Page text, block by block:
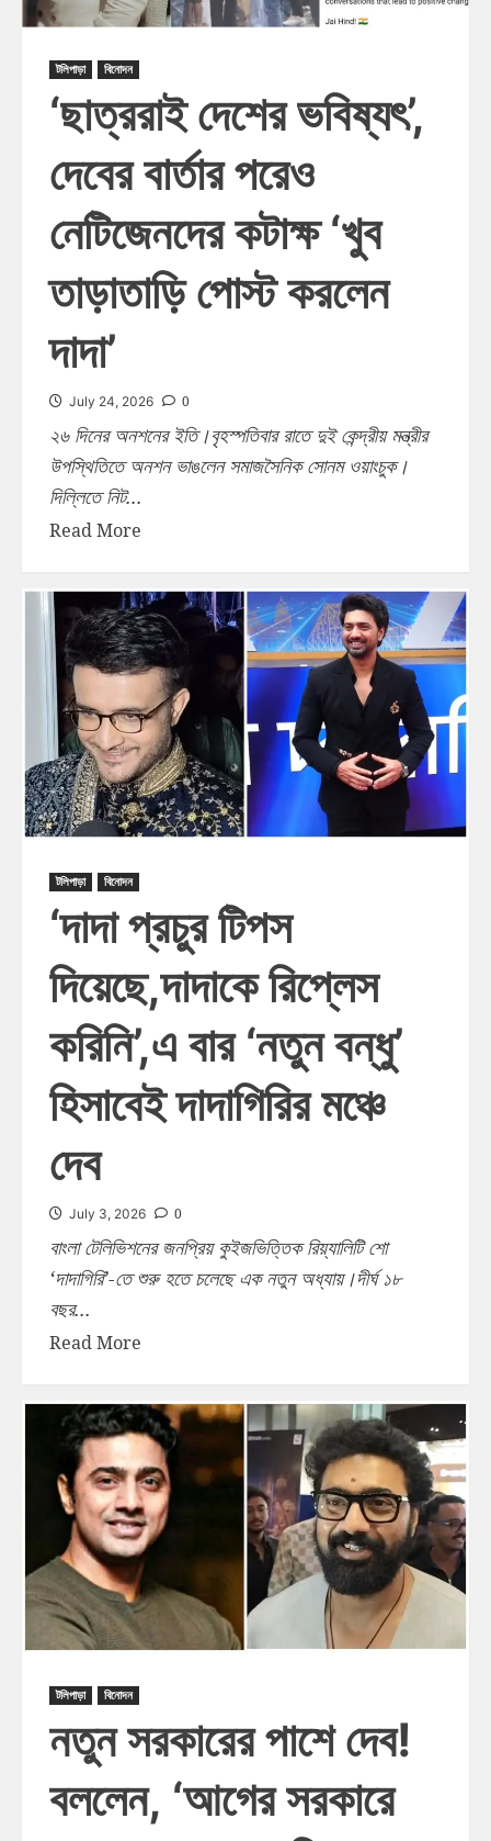
টলিপাড়া বিনোদন
‘ছাত্ররাই দেশের ভবিষ্যৎ’,
দেবের বার্তার পরেও
নেটিজেনদের কটাক্ষ ‘খুব
তাড়াতাড়ি পোস্ট করলেন
দাদা’
July 24, 2026 0
২৬ দিনের অনশনের ইতি।বৃহস্পতিবার রাতে দুই কেন্দ্রীয় মন্ত্রীর
উপস্থিতিতে অনশন ভাঙলেন সমাজসৈনিক সোনম ওয়াংচুক।
দিল্লিতে নিট...
Read More
টলিপাড়া বিনোদন
‘দাদা প্রচুর টিপস
দিয়েছে,দাদাকে রিপ্লেস
করিনি’,এ বার ‘নতুন বন্ধু’
হিসাবেই দাদাগিরির মঞ্চে
দেব
July 3, 2026 0
বাংলা টেলিভিশনের জনপ্রিয় কুইজভিত্তিক রিয়্যালিটি শো
‘দাদাগিরি’-তে শুরু হতে চলেছে এক নতুন অধ্যায়।দীর্ঘ ১৮
বছর...
Read More
টলিপাড়া বিনোদন
নতুন সরকারের পাশে দেব!
বললেন, ‘আগের সরকারে